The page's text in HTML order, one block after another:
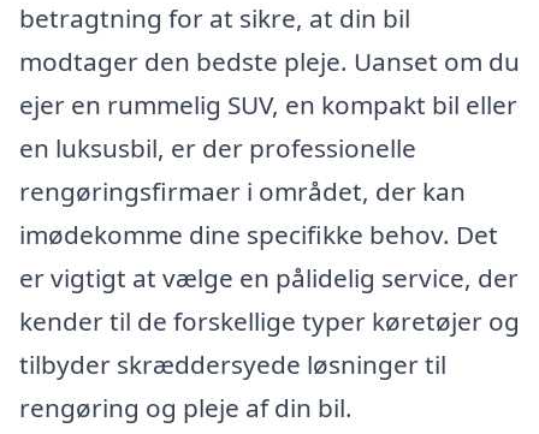
betragtning for at sikre, at din bil
modtager den bedste pleje. Uanset om du
ejer en rummelig SUV, en kompakt bil eller
en luksusbil, er der professionelle
rengøringsfirmaer i området, der kan
imødekomme dine specifikke behov. Det
er vigtigt at vælge en pålidelig service, der
kender til de forskellige typer køretøjer og
tilbyder skræddersyede løsninger til
rengøring og pleje af din bil.